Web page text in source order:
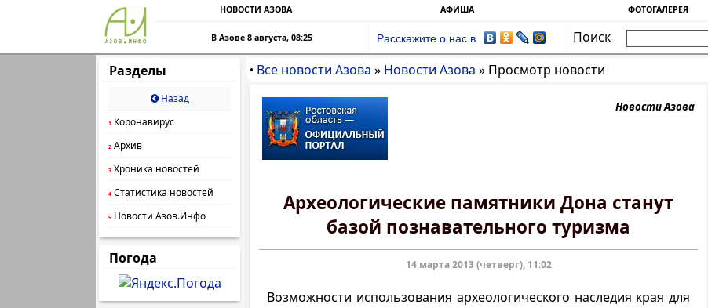
НОВОСТИ АЗОВА АФИША ФОТОГАЛЕРЕЯ
В Азове 8 августа, 08:25 Расскажите о нас в
Поиск
Разделы
Назад
1 Коронавирус
2 Архив
3 Хроника новостей
4 Статистика новостей
5 Новости Азов.Инфо
Погода
• Все новости Азова » Новости Азова » Просмотр новости
Новости Азова
Археологические памятники Дона станут
базой познавательного туризма
14 марта 2013 (четверг), 11:02
Возможности использования археологического наследия края для